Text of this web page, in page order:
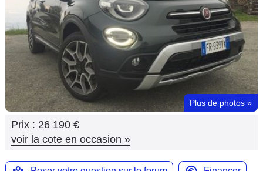
Flottes
Auto
Services
Forum
Moto
Marques
Plus de photos »
Prix : 26 190 €
voir la cote en occasion »